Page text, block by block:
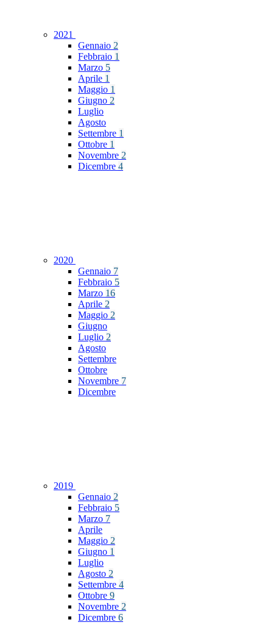
2021
Gennaio 2
Febbraio 1
Marzo 5
Aprile 1
Maggio 1
Giugno 2
Luglio
Agosto
Settembre 1
Ottobre 1
Novembre 2
Dicembre 4
2020
Gennaio 7
Febbraio 5
Marzo 16
Aprile 2
Maggio 2
Giugno
Luglio 2
Agosto
Settembre
Ottobre
Novembre 7
Dicembre
2019
Gennaio 2
Febbraio 5
Marzo 7
Aprile
Maggio 2
Giugno 1
Luglio
Agosto 2
Settembre 4
Ottobre 9
Novembre 2
Dicembre 6